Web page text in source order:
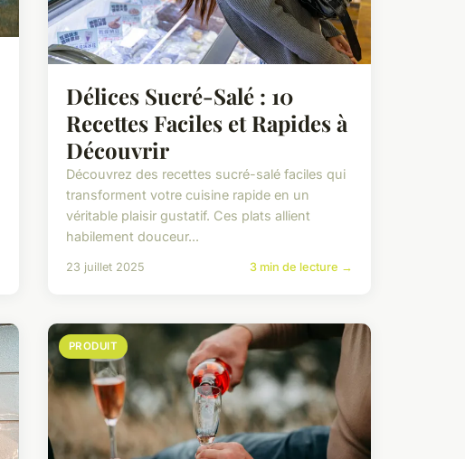
Délices Sucré-Salé : 10
Recettes Faciles et Rapides à
Découvrir
Découvrez des recettes sucré-salé faciles qui
transforment votre cuisine rapide en un
véritable plaisir gustatif. Ces plats allient
habilement douceur...
23 juillet 2025 3 min de lecture →
PRODUIT